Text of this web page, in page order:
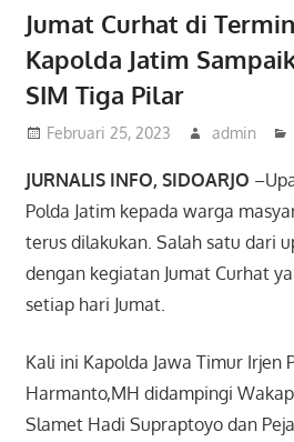
Jumat Curhat di
Kapolda Jatim
SIM Tiga Pilar
Februari 25, 2023 admin
JURNALIS INFO, SIDOARJO
Polda Jatim kepada warga
terus dilakukan. Salah satu dari
dengan kegiatan Jumat Curhat
setiap hari Jumat.
Kali ini Kapolda Jawa Timur Irjen
Harmanto,MH didampingi
Slamet Hadi Supraptoyo dan